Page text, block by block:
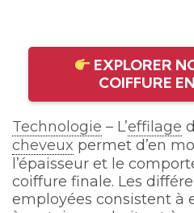
EXPLORER
COIFFURE
Technologie – L’effilage
cheveux permet d’en
l’épaisseur et le
coiffure finale. Les
employées consistent à